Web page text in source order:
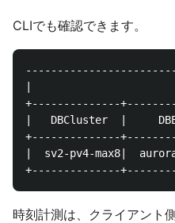
CLIでも確認できます。
|
+--------------
|   DBCluster  |
+--------------
|  sv2-pv4-max8|
時刻計測は、クライアント